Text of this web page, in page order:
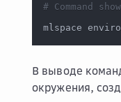
# Command
mlspace
В выводе
окружения,